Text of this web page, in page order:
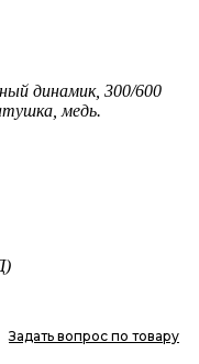
динамик, 300/600
медь.
Задать вопрос по товару